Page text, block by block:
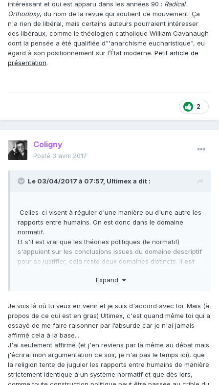
intéressant et qui est apparu dans les années 90 : Radical
Orthodoxy, du nom de la revue qui soutient ce mouvement. Ça
n'a rien de libéral, mais certains auteurs pourraient intéresser
des libéraux, comme le théologien catholique William Cavanaugh
dont la pensée a été qualifiée d"'anarchisme eucharistique", eu
égard à son positionnement sur l’État moderne. Petit article de
présentation.
2
Coligny
Posté 3 avril 2017
Le 03/04/2017 à 07:57, Ultimex a dit :
Celles-ci visent à réguler d'une manière ou d'une autre les
rapports entre humains. On est donc dans le domaine
normatif.
Et s'il est vrai que les théories politiques (le normatif)
s'appuient sur les conclusions issues du domaine descriptif
pour se justifier, cela reste deux domaines distincts. Il est
principes libéraux, socialistes, etc.
Expand
Je vois là où tu veux en venir et je suis d'accord avec toi. Mais (à
propos de ce qui est en gras) Ultimex, c'est quand même toi qui a
essayé de me faire raisonner par l’absurde car je n'ai jamais
affirmé cela à la base...
J'ai seulement affirmé (et j'en reviens par là même au débat mais
j'écrirai mon argumentation ce soir, je n'ai pas le temps ici), que
la religion tente de juguler les rapports entre humains de manière
strictement identique à un système normatif et que dès lors,